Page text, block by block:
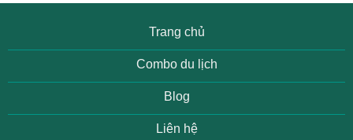
Trang chủ
Combo du lịch
Blog
Liên hệ